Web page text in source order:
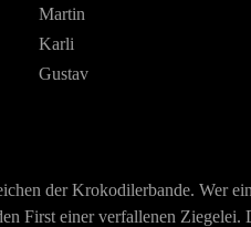
Martin
Karli
Gustav
der Krokodilerbande. Wer
First einer verfallenen